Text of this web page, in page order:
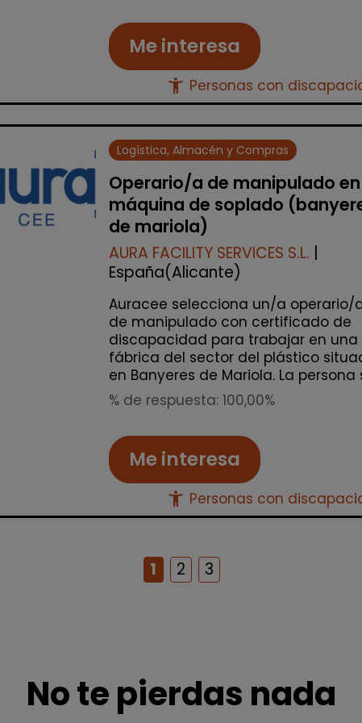
Me interesa
accessibility_new Personas con
Logística, Almacén y Compras
Operario/a de manipulado en
máquina de soplado
de mariola)
AURA FACILITY SERVICES S.L.
España(Alicante)
Auracee selecciona un/a operario/
de manipulado con certificado de
discapacidad para trabajar en una
fábrica del sector del plástico
en Banyeres de Mariola. La persona
% de respuesta: 100,00%
Me interesa
accessibility_new Personas con
1 2 3
No te pierdas nada